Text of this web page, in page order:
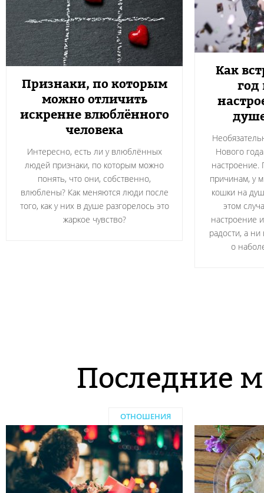
Как
год
Нового
настроение.
причинам, у
кошки на
этом
настроение
радости, а
о
Признаки, по которым
можно отличить
искренне влюблённого
человека
Интересно, есть ли у влюблённых
людей признаки, по которым можно
понять, что они, собственно,
влюблены? Как меняются люди после
того, как у них в душе разгорелось это
жаркое чувство?
Последние
ОТНОШЕНИЯ